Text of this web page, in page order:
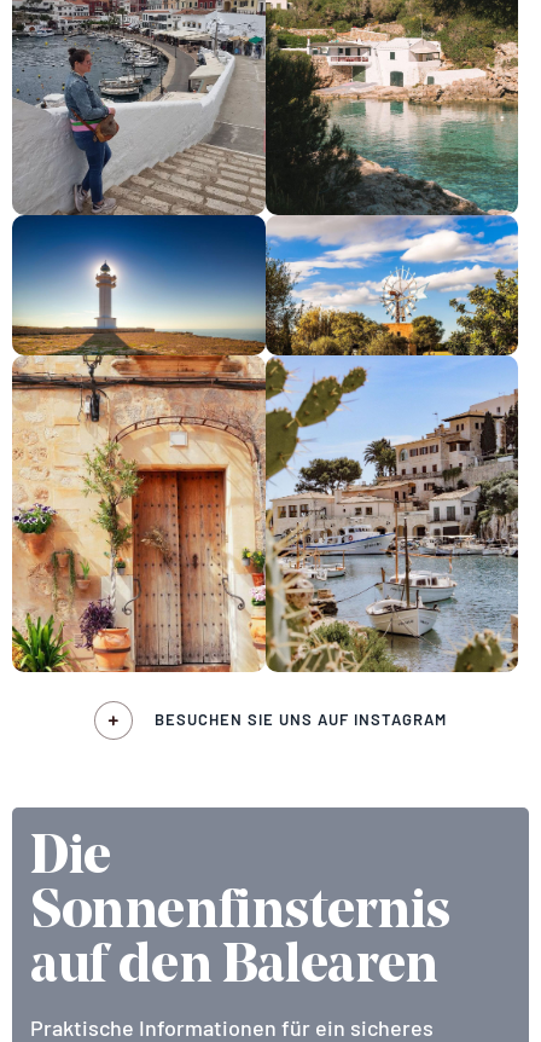
BESUCHEN SIE UNS AUF INSTAGRAM
Die
Sonnenfinsternis
auf den Balearen
Praktische Informationen für ein sicheres